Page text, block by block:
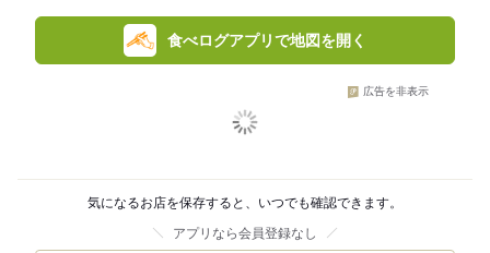
食べログアプリで地図を開く
広告を非表示
気になるお店を保存すると、いつでも確認できます。
アプリなら会員登録なし